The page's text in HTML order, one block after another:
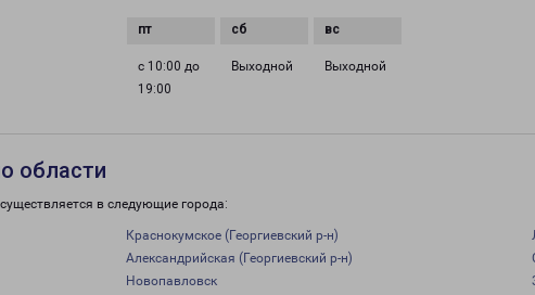
с 10:00 до
19:00
Выходной Выходной
области
в следующие города:
Краснокумское (Георгиевский р-н)
Александрийская (Георгиевский р-н)
Новопавловск